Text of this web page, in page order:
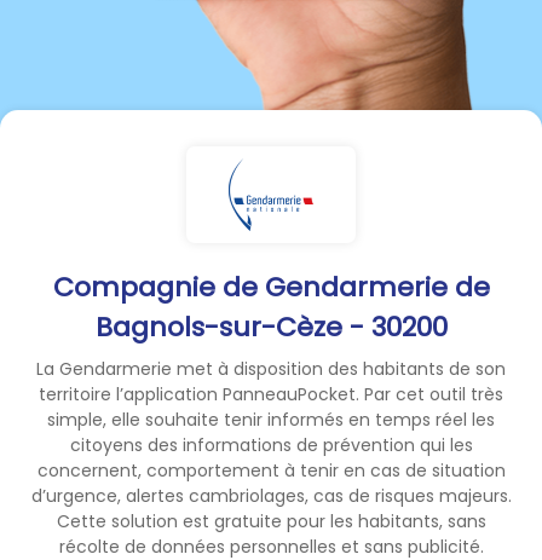
Compagnie de Gendarmerie de
Bagnols-sur-Cèze - 30200
La Gendarmerie met à disposition des habitants de son
territoire l’application PanneauPocket. Par cet outil très
simple, elle souhaite tenir informés en temps réel les
citoyens des informations de prévention qui les
concernent, comportement à tenir en cas de situation
d’urgence, alertes cambriolages, cas de risques majeurs.
Cette solution est gratuite pour les habitants, sans
récolte de données personnelles et sans publicité.